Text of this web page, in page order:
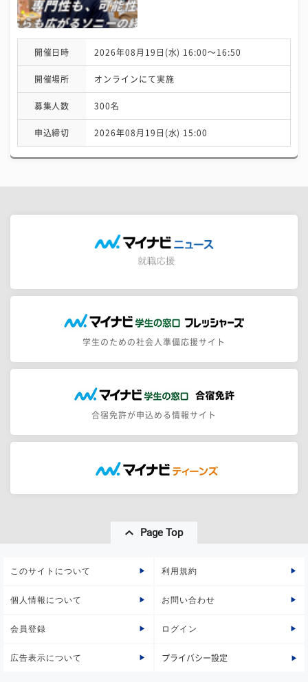
開催日時 2026年08月19日(水) 16:00〜16:50
開催場所 オンラインにて実施
募集人数 300名
申込締切 2026年08月19日(水) 15:00
学生のための社会人準備応援サイト
合宿免許が申込める情報サイト
Page Top
このサイトについて 利用規約
個人情報について お問い合わせ
会員登録 ログイン
広告表示について プライバシー設定